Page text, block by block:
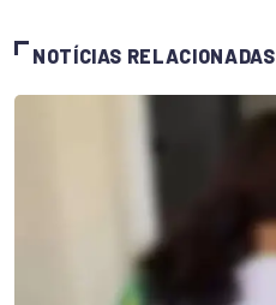
NOTÍCIAS RELACIONADAS